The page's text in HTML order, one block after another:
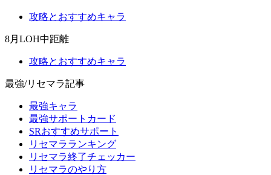
攻略とおすすめキャラ
8月LOH中距離
攻略とおすすめキャラ
最強/リセマラ記事
最強キャラ
最強サポートカード
SRおすすめサポート
リセマラランキング
リセマラ終了チェッカー
リセマラのやり方